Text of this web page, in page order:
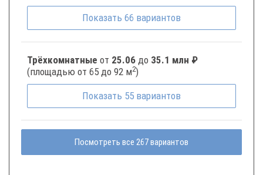
Показать 66 вариантов
Трёхкомнатные от 25.06 до 35.1 млн ₽
(площадью от 65 до 92 м2)
Показать 55 вариантов
Посмотреть все 267 вариантов